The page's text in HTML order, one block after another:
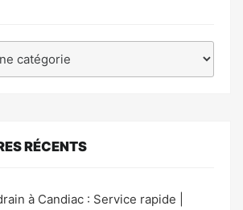
RÉCENTS
à Candiac : Service rapide |